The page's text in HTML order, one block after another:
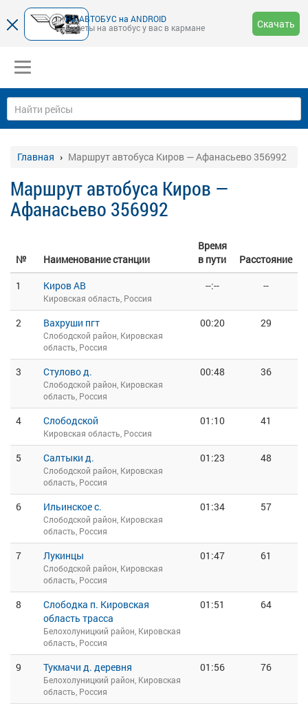
НА-АВТОБУС на ANDROID
Билеты на автобус у вас в кармане
Скачать
Главная Маршрут автобуса Киров — Афанасьево 356992
Маршрут автобуса Киров —
Афанасьево 356992
№ Наименование станции
Время
в пути
Расстояние
1
Киров АВ
Кировская область, Россия
--:-- --
2 Вахруши пгт
Слободской район, Кировская
область, Россия
00:20 29
3 Стулово д.
Слободской район, Кировская
область, Россия
00:48 36
4 Слободской
Кировская область, Россия
01:10 41
5 Салтыки д.
Слободской район, Кировская
область, Россия
01:23 48
6 Ильинское с.
Слободской район, Кировская
область, Россия
01:34 57
7 Лукинцы
Слободской район, Кировская
область, Россия
01:47 61
8
Слободка п. Кировская
область трасса
Белохолуницкий район, Кировская
область, Россия
01:51 64
9 Тукмачи д. деревня
Белохолуницкий район, Кировская
область, Россия
01:56 76